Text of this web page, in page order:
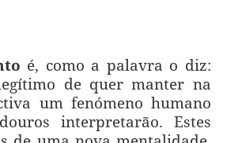
é, como a palavra o diz:
de quer manter na
um fenómeno humano
interpretarão. Estes